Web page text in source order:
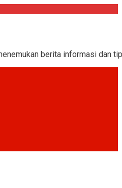
berita informasi dan